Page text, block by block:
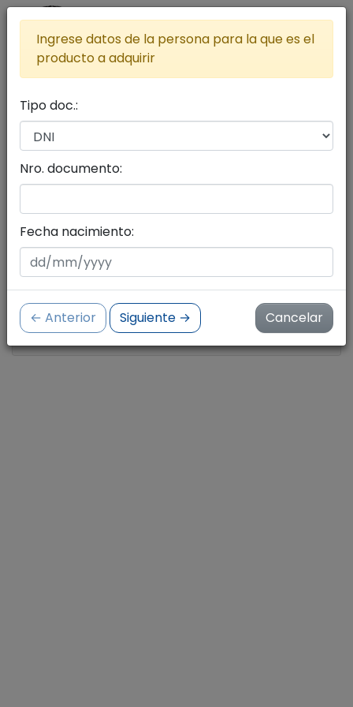
Lista de productos a adquirir
de compras
Cantidad de productos:
0
Importe:
$ 0.00
Ingrese datos de la persona para la que es el
producto a adquirir
Tipo doc.:
Nro. documento:
Fecha nacimiento:
← Anterior Siguiente → Cancelar